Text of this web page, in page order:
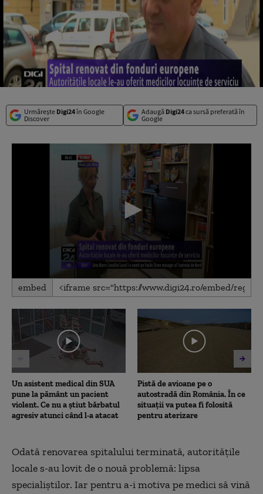
Urmărește Digi24în Google
Discover
Adaugă Digi24ca sursă preferată în
Google
0
seconds
2
minutes,
seconds
embed
Un asistent medical din SUA
pune la pământ un pacient
violent. Ce nu a știut bărbatul
agresiv atunci când l-a atacat
Pistă de avioane pe o
autostradă din România. În ce
situații va putea fi folosită
pentru aterizare
Odată renovarea spitalului terminată, autorităţile
locale s-au lovit de o nouă problemă: lipsa
specialiştilor. Iar pentru a-i motiva pe medici să vină